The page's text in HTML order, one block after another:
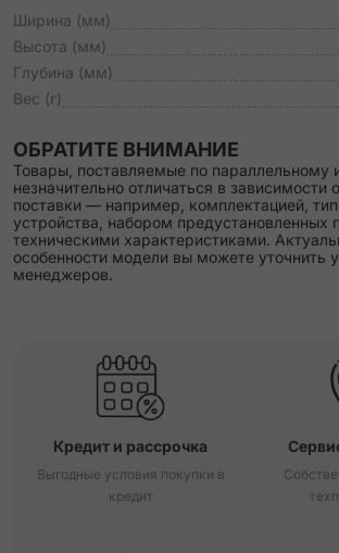
Ширина (мм)
Высота (мм)
Глубина (мм)
Вес (г)
ОБРАТИТЕ ВНИМАНИЕ
Товары, поставляемые по параллельному
незначительно отличаться в зависимости
поставки — например, комплектацией,
устройства, набором предустановленных
техническими характеристиками.
особенности модели вы можете уточнить
менеджеров.
Кредит и рассрочка
Выгодные условия покупки в
кредит